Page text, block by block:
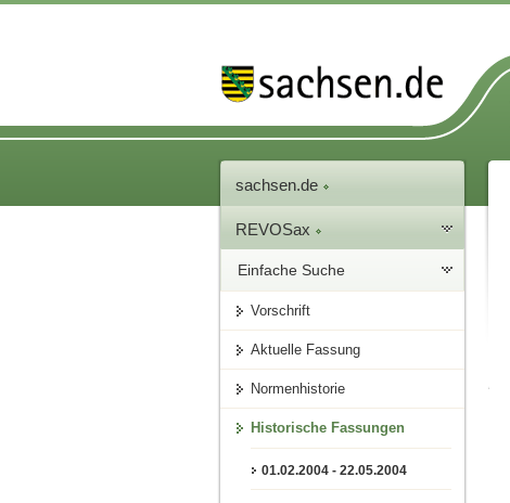
sachsen.de
REVOSax
Einfache Suche
Vorschrift
Aktuelle Fassung
Normenhistorie
Historische Fassungen
01.02.2004 - 22.05.2004